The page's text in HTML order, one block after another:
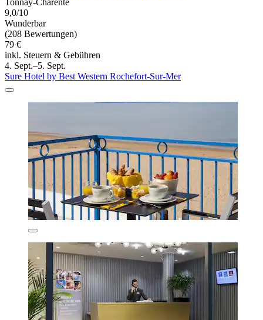
Tonnay-Charente
9,0/10
Wunderbar
(208 Bewertungen)
79 €
inkl. Steuern & Gebühren
4. Sept.–5. Sept.
Sure Hotel by Best Western Rochefort-Sur-Mer